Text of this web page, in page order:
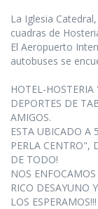
La Iglesia
cuadras de
El Aeropuerto
autobuses se
HOTEL-
DEPORTES DE
AMIGOS.
ESTA UBICADO A
PERLA CENTRO",
DE TODO!
NOS
RICO DESAYUNO
LOS ESPERAMOS!!!